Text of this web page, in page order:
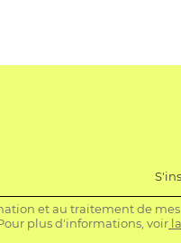
et au traitement de mes
plus d'informations, voir la